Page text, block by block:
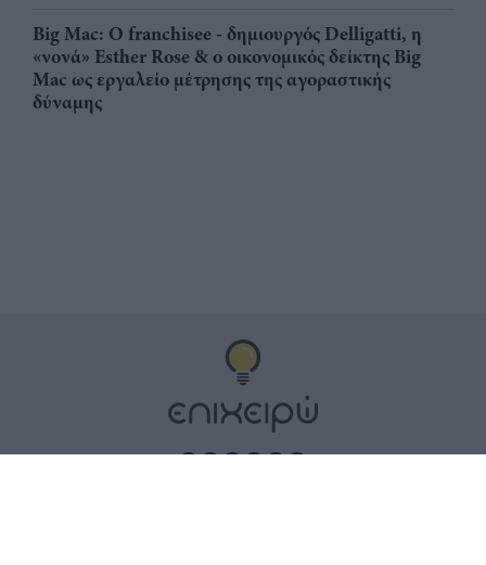
Big Mac: Ο franchisee - δημιουργός Delligatti, η
«νονά» Esther Rose & ο οικονομικός δείκτης Big
Mac ως εργαλείο μέτρησης της αγοραστικής
δύναμης